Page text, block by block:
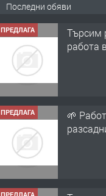
Последни обяви
ПРЕДЛАГА
Търсим
работа
ПРЕДЛАГА
🌱